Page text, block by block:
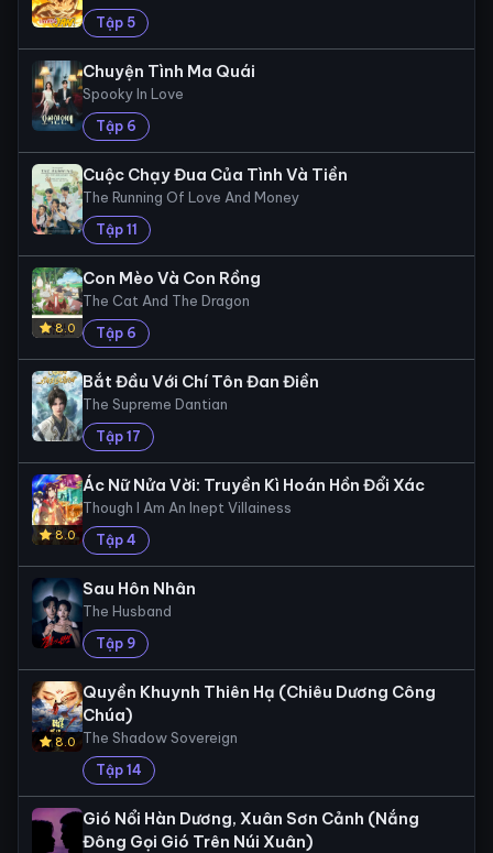
Tập 5
Chuyện Tình Ma Quái
Spooky In Love
Tập 6
Cuộc Chạy Đua Của Tình Và Tiền
The Running Of Love And Money
Tập 11
8.0
Con Mèo Và Con Rồng
The Cat And The Dragon
Tập 6
Bắt Đầu Với Chí Tôn Đan Điền
The Supreme Dantian
Tập 17
8.0
Ác Nữ Nửa Vời: Truyền Kì Hoán Hồn Đổi Xác
Though I Am An Inept Villainess
Tập 4
Sau Hôn Nhân
The Husband
Tập 9
8.0
Quyền Khuynh Thiên Hạ (Chiêu Dương Công
Chúa)
The Shadow Sovereign
Tập 14
Gió Nổi Hàn Dương, Xuân Sơn Cảnh (Nắng
Đông Gọi Gió Trên Núi Xuân)